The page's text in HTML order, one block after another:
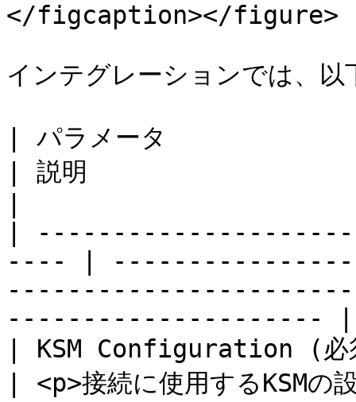
</figcaption></figure>
インテグレーションでは、
| パラメータ
| 説明
|
---- |
--------------------- |
| KSM Configuration (必
| <p>接続に使用するKSMの